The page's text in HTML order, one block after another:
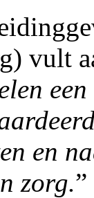
vult
en
zorg.”